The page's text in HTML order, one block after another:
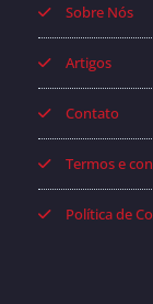
Sobre Nós
Artigos
Contato
Termos e
Política de